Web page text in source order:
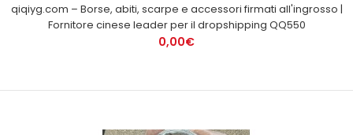
qiqiyg.com – Borse, abiti, scarpe e accessori firmati all'ingrosso |
Fornitore cinese leader per il dropshipping QQ550
0,00€